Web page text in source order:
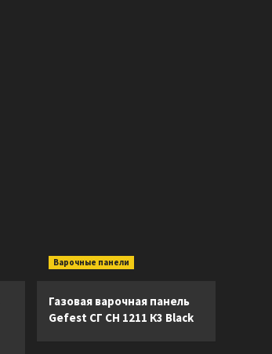
Варочные панели
Газовая варочная панель
Gefest СГ СН 1211 К3 Black